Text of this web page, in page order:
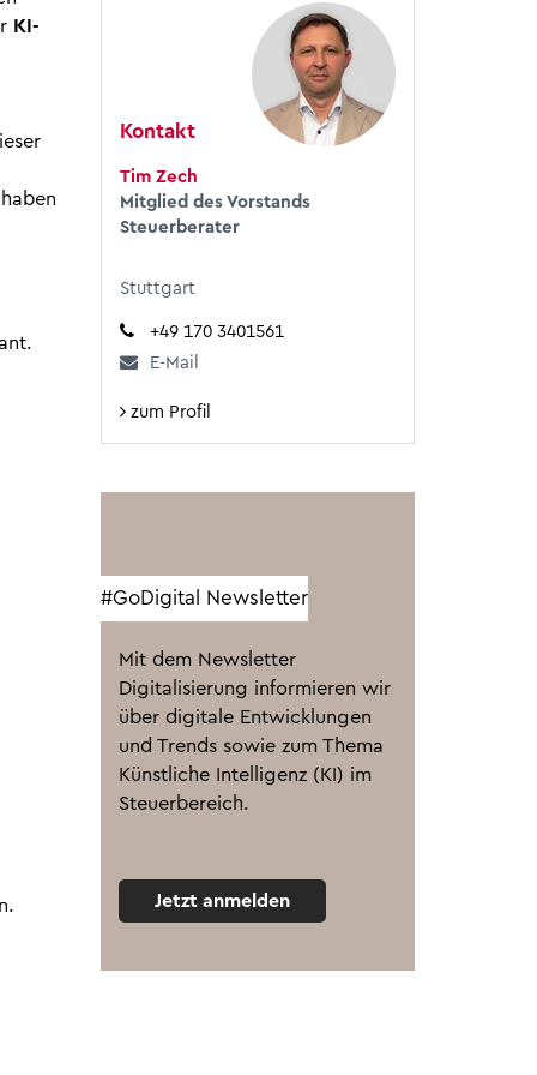
KI-
haben
Kontakt
Tim Zech
Mitglied des Vorstands
Steuerberater
Stuttgart
+49 170 3401561
E-Mail
zum Profil
#GoDigital Newsletter
Mit dem Newsletter
Digitalisierung informieren wir
über digitale Entwicklungen
und Trends sowie zum Thema
Künstliche Intelligenz (KI) im
Steuerbereich.
Jetzt anmelden